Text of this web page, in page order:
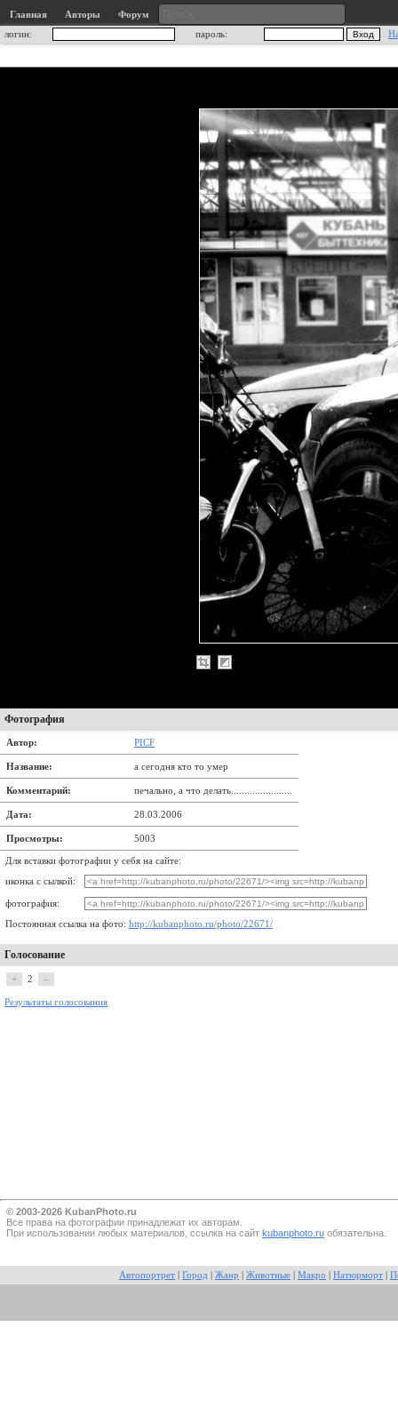
Главная Авторы
Форум
логин:
пароль:
Фотография
Автор: PICF
Название: а сегодня кто то умер
Комментарий: печально, а что делать.......................
Дата: 28.03.2006
Просмотры: 5003
Для вставки фотографии у себя на сайте:
иконка с сылкой:
фотография:
Постоянная ссылка на фото: http://kubanphoto.ru/photo/22671/
Голосование
+ 2 –
Результаты голосования
© 2003-2026 KubanPhoto.ru
Все прaва на фотографии принадлежат их авторам.
При использовании любых материалов, ссылка на сайт kubanphoto.ru обязательна.
Автопортрет Город Жанр Животные Макро Натюрморт